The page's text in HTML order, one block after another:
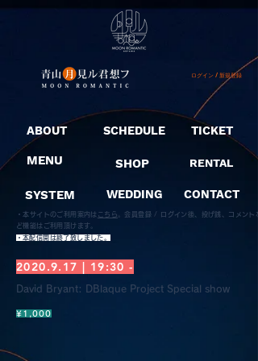
ログイン / 新規登録
ABOUT
MENU
SYSTEM
SCHEDULE
SHOP
WEDDING
TICKET
RENTAL
CONTACT
・本サイトのご利用案内は こちら
会員登録 / ログイン後、投げ銭、コメント
ど機能はご利用頂けます。
​・本配信開は終了致しました。
2020.9.17 | 19:30 -
David Bryant: DBlaque Project Special show
¥1,000